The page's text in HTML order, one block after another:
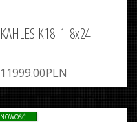
KAHLES K18i 1-8x24
11999.00PLN
NOWOŚĆ